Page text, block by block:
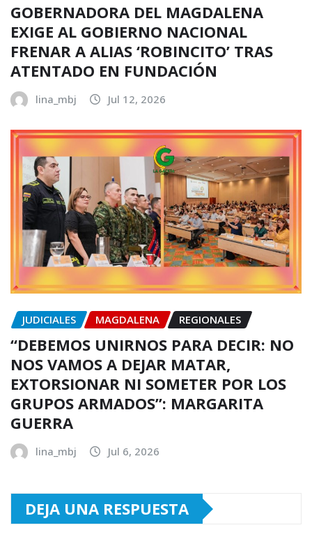
GOBERNADORA DEL MAGDALENA
EXIGE AL GOBIERNO NACIONAL
FRENAR A ALIAS ‘ROBINCITO’ TRAS
ATENTADO EN FUNDACIÓN
lina_mbj Jul 12, 2026
JUDICIALES MAGDALENA REGIONALES
“DEBEMOS UNIRNOS PARA DECIR: NO
NOS VAMOS A DEJAR MATAR,
EXTORSIONAR NI SOMETER POR LOS
GRUPOS ARMADOS”: MARGARITA
GUERRA
lina_mbj Jul 6, 2026
DEJA UNA RESPUESTA